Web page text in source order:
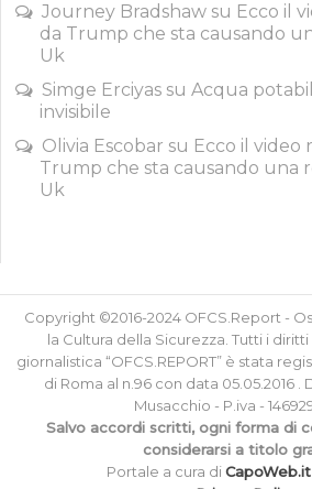
Journey Bradshaw su Ecco il
da Trump che sta causando
Uk
Simge Erciyas su Acqua
invisibile
Olivia Escobar su Ecco il
Trump che sta causando una
Uk
Copyright ©2016-2024 OFCS.Report -
la Cultura della Sicurezza. Tutti i
giornalistica “OFCS.REPORT” è stata
di Roma al n.96 con data 05.05.2016
Musacchio - P.iva -
Salvo accordi scritti, ogni forma di
considerarsi a titolo
Portale a cura diCapoWeb.it